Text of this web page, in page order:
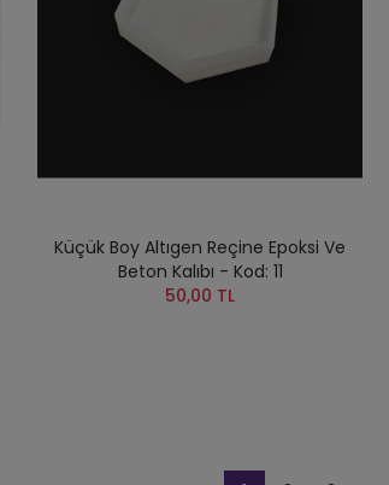
Küçük Boy Altıgen Reçine Epoksi Ve
Beton Kalıbı - Kod: 11
50,00 TL